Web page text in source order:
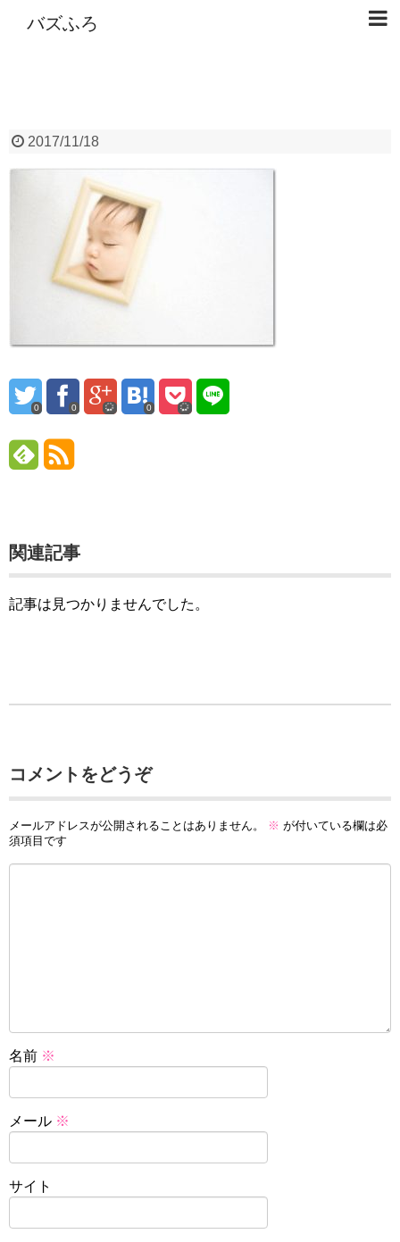
バズふろ
2017/11/18
0 0 0
関連記事
記事は見つかりませんでした。
コメントをどうぞ
メールアドレスが公開されることはありません。 ※ が付いている欄は必
須項目です
名前 ※
メール ※
サイト